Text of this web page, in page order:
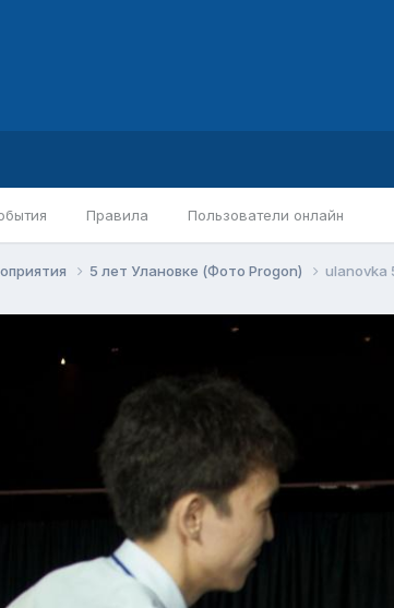
Правила Пользователи онлайн
5 лет Улановке (Фото Progon) ulanovka